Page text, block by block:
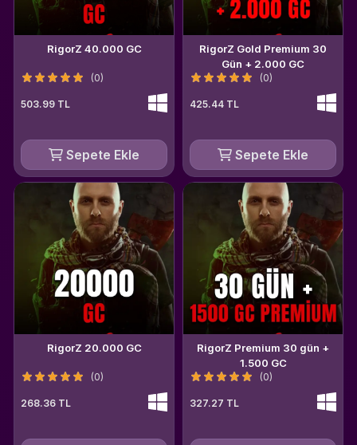
RigorZ 40.000 GC
(0)
503.99 TL
Sepete Ekle
RigorZ Gold Premium 30
Gün + 2.000 GC
(0)
425.44 TL
Sepete Ekle
RigorZ 20.000 GC
(0)
268.36 TL
RigorZ Premium 30 gün +
1.500 GC
(0)
327.27 TL